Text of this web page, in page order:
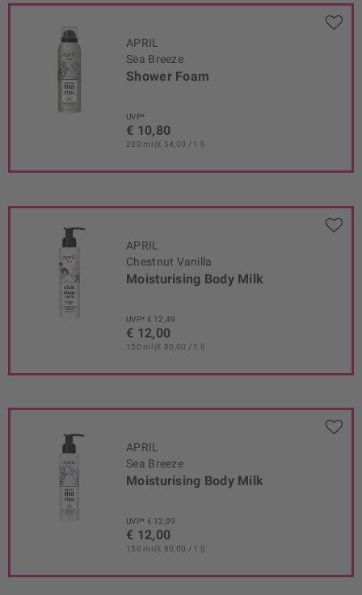
APRIL
Sea Breeze
Shower Foam
UVP*
€ 10,80
200 ml (€ 54,00 / 1 l)
APRIL
Chestnut Vanilla
Moisturising Body Milk
UVP* € 12,49
€ 12,00
150 ml (€ 80,00 / 1 l)
APRIL
Sea Breeze
Moisturising Body Milk
UVP* € 12,99
€ 12,00
150 ml (€ 80,00 / 1 l)